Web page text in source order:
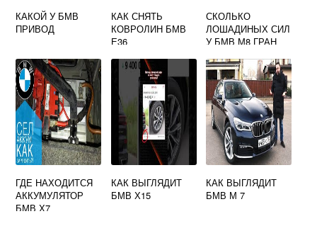
КАКОЙ У БМВ
ПРИВОД
КАК СНЯТЬ
КОВРОЛИН БМВ
Е36
СКОЛЬКО
ЛОШАДИНЫХ СИЛ
У БМВ М8 ГРАН
ГДЕ НАХОДИТСЯ
АККУМУЛЯТОР
БМВ Х7
КАК ВЫГЛЯДИТ
БМВ Х15
КАК ВЫГЛЯДИТ
БМВ М 7